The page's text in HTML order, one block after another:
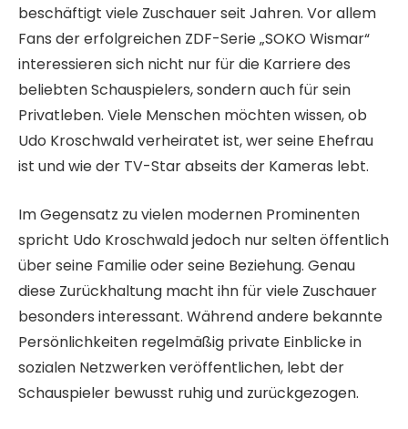
beschäftigt viele Zuschauer seit Jahren. Vor allem
Fans der erfolgreichen ZDF-Serie „SOKO Wismar“
interessieren sich nicht nur für die Karriere des
beliebten Schauspielers, sondern auch für sein
Privatleben. Viele Menschen möchten wissen, ob
Udo Kroschwald verheiratet ist, wer seine Ehefrau
ist und wie der TV-Star abseits der Kameras lebt.
Im Gegensatz zu vielen modernen Prominenten
spricht Udo Kroschwald jedoch nur selten öffentlich
über seine Familie oder seine Beziehung. Genau
diese Zurückhaltung macht ihn für viele Zuschauer
besonders interessant. Während andere bekannte
Persönlichkeiten regelmäßig private Einblicke in
sozialen Netzwerken veröffentlichen, lebt der
Schauspieler bewusst ruhig und zurückgezogen.